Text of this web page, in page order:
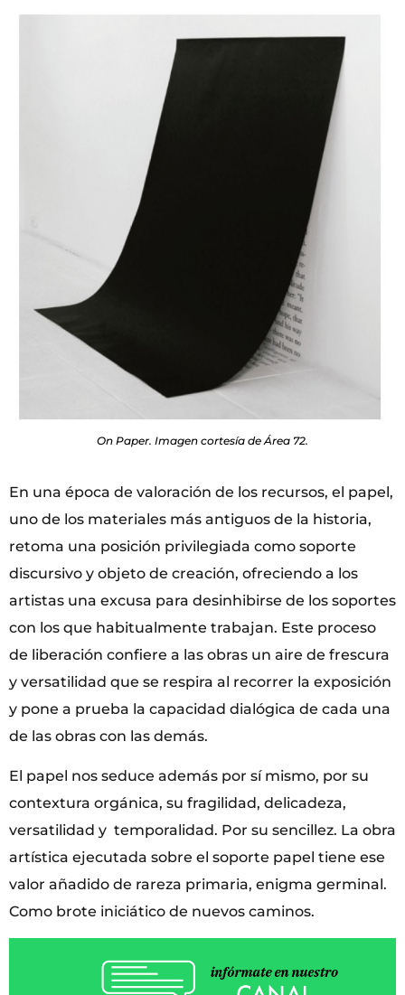
On Paper. Imagen cortesía de Área 72.
En una época de valoración de los recursos, el papel,
uno de los materiales más antiguos de la historia,
retoma una posición privilegiada como soporte
discursivo y objeto de creación, ofreciendo a los
artistas una excusa para desinhibirse de los soportes
con los que habitualmente trabajan. Este proceso
de liberación confiere a las obras un aire de frescura
y versatilidad que se respira al recorrer la exposición
y pone a prueba la capacidad dialógica de cada una
de las obras con las demás.
El papel nos seduce además por sí mismo, por su
contextura orgánica, su fragilidad, delicadeza,
versatilidad y temporalidad. Por su sencillez. La obra
artística ejecutada sobre el soporte papel tiene ese
valor añadido de rareza primaria, enigma germinal.
Como brote iniciático de nuevos caminos.